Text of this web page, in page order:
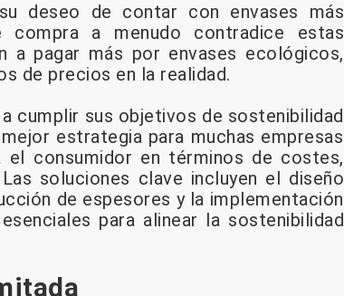
deseo de contar con envases más
a menudo contradice estas
a pagar más por envases ecológicos,
de precios en la realidad.
cumplir sus objetivos de sostenibilidad
estrategia para muchas empresas
el consumidor en términos de costes,
soluciones clave incluyen el diseño
de espesores y la implementación
para alinear la sostenibilidad